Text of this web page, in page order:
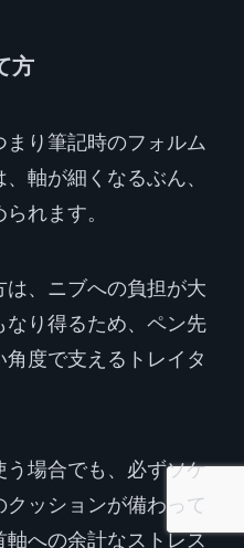
方
り筆記時のフォルム
軸が細くなるぶん、
れます。
、ニブへの負担が大
なり得るため、ペン先
度で支えるトレイタ
場合でも、必ずソケ
ッションが備わって
への余計なストレス